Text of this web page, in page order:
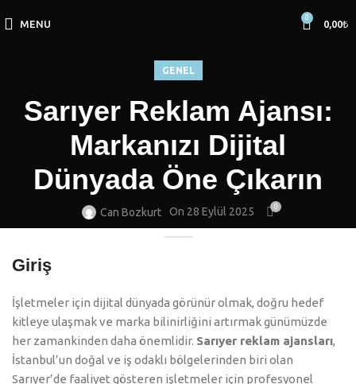
MENU
0
0,00₺
GENEL
Sarıyer Reklam Ajansı:
Markanızı Dijital
Dünyada Öne Çıkarın
Can Bozkurt On 28 Eylül 2025 0
Giriş
İşletmeler için dijital dünyada görünür olmak, doğru hedef
kitleye ulaşmak ve marka bilinirliğini artırmak günümüzde
her zamankinden daha önemlidir. Sarıyer reklam ajansları,
İstanbul’un doğal ve iş odaklı bölgelerinden biri olan
Sarıyer’de faaliyet gösteren işletmeler için profesyonel